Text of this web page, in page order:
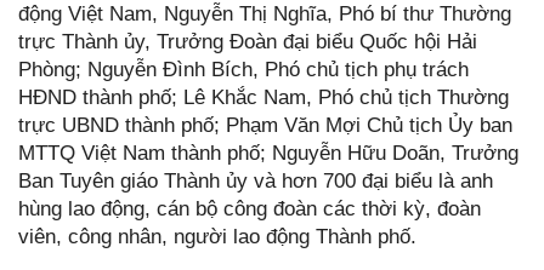
động Việt Nam, Nguyễn Thị Nghĩa, Phó bí thư Thường
trực Thành ủy, Trưởng Đoàn đại biểu Quốc hội Hải
Phòng; Nguyễn Đình Bích, Phó chủ tịch phụ trách
HĐND thành phố; Lê Khắc Nam, Phó chủ tịch Thường
trực UBND thành phố; Phạm Văn Mợi Chủ tịch Ủy ban
MTTQ Việt Nam thành phố; Nguyễn Hữu Doãn, Trưởng
Ban Tuyên giáo Thành ủy và hơn 700 đại biểu là anh
hùng lao động, cán bộ công đoàn các thời kỳ, đoàn
viên, công nhân, người lao động Thành phố.